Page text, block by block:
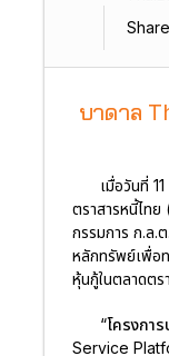
บาดาล
เมื่อวันที่
ตราสารหนี้ไท
กรรมการ ก.ล.ต
หลักทรัพย์เพื่อท
หุ้นกู้ในตลาดตร
“โครงกา
Service